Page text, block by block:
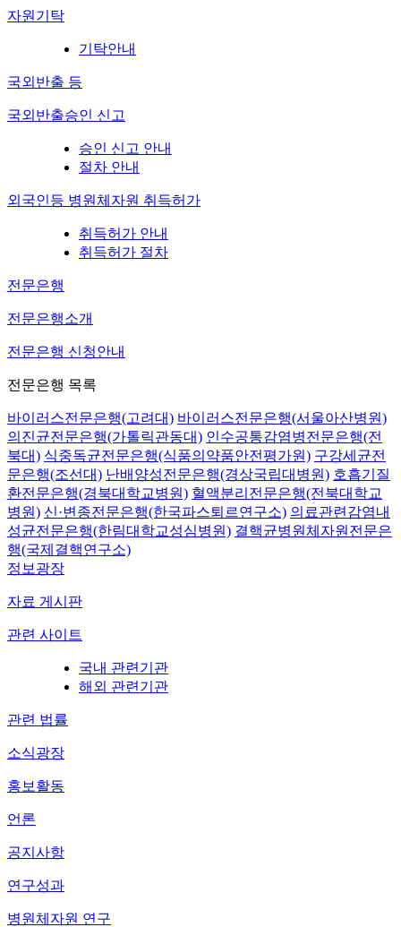
자원기탁
기탁안내
국외반출 등
국외반출승인 신고
승인 신고 안내
절차 안내
외국인등 병원체자원 취득허가
취득허가 안내
취득허가 절차
전문은행
전문은행소개
전문은행 신청안내
전문은행 목록
바이러스전문은행(고려대) 바이러스전문은행(서울아산병원)
의진균전문은행(가톨릭관동대) 인수공통감염병전문은행(전
북대) 식중독균전문은행(식품의약품안전평가원) 구강세균전
문은행(조선대) 난배양성전문은행(경상국립대병원) 호흡기질
환전문은행(경북대학교병원) 혈액분리전문은행(전북대학교
병원) 신·변종전문은행(한국파스퇴르연구소) 의료관련감염내
성균전문은행(한림대학교성심병원) 결핵균병원체자원전문은
행(국제결핵연구소)
정보광장
자료 게시판
관련 사이트
국내 관련기관
해외 관련기관
관련 법률
소식광장
홍보활동
언론
공지사항
연구성과
병원체자원 연구